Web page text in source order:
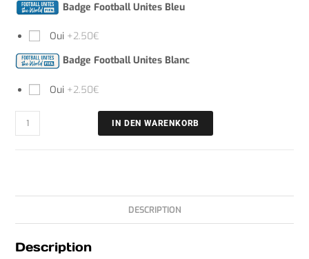
Badge Football Unites Bleu
Oui +2.50€
Badge Football Unites Blanc
Oui +2.50€
IN DEN WARENKORB
DESCRIPTION
Description